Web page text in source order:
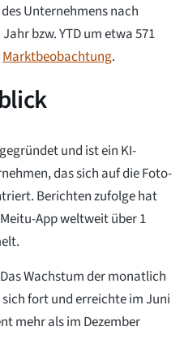
Unternehmens nach
bzw. YTD um etwa 571
Marktbeobachtung.
und ist ein KI-
das sich auf die Foto-
Berichten zufolge hat
App weltweit über 1
Das Wachstum der monatlich
fort und erreichte im Juni
mehr als im Dezember